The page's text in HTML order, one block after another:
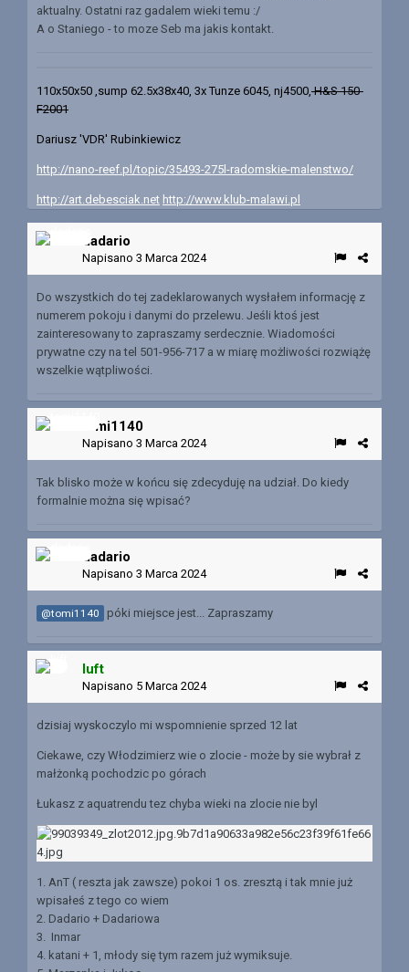
aktualny. Ostatni raz gadalem wieki temu :/
A o Staniego - to moze Seb ma jakis kontakt.
110x50x50 ,sump 62.5x38x40, 3x Tunze 6045, nj4500, H&S 150-
F2001
Dariusz 'VDR' Rubinkiewicz
http://nano-reef.pl/topic/35493-275l-radomskie-malenstwo/
http://art.debesciak.net http://www.klub-malawi.pl
dadario
Napisano 3 Marca 2024
Do wszystkich do tej zadeklarowanych wysłałem informację z
numerem pokoju i danymi do przelewu. Jeśli ktoś jest
zainteresowany to zapraszamy serdecznie. Wiadomości
prywatne czy na tel 501-956-717 a w miarę możliwości rozwiążę
wszelkie wątpliwości.
tomi1140
Napisano 3 Marca 2024
Tak blisko może w końcu się zdecyduję na udział. Do kiedy
formalnie można się wpisać?
dadario
Napisano 3 Marca 2024
@tomi1140 póki miejsce jest... Zapraszamy
luft
Napisano 5 Marca 2024
dzisiaj wyskoczylo mi wspomnienie sprzed 12 lat
Ciekawe, czy Włodzimierz wie o zlocie - może by sie wybrał z
małżonką pochodzic po górach
Łukasz z aquatrendu tez chyba wieki na zlocie nie byl
1. AnT ( reszta jak zawsze) pokoi 1 os. zresztą i tak mnie już
wpisałeś z tego co wiem
2. Dadario + Dadariowa
3. Inmar
4. katani + 1, młody się tym razem już wymiksuje.